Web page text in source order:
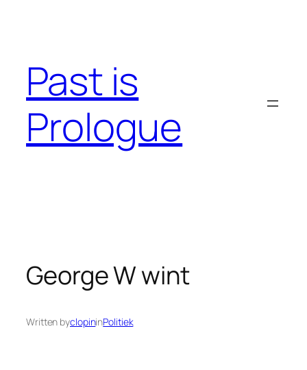
Past is
Prologue
George W wint
Written byclopininPolitiek